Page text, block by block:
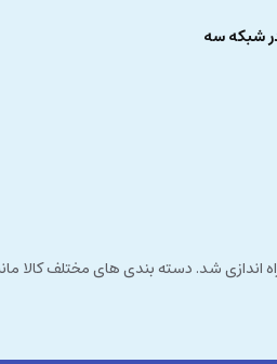
شبکه سه
مشتری مداری راه اندازی شد. دسته بندی های مختلف